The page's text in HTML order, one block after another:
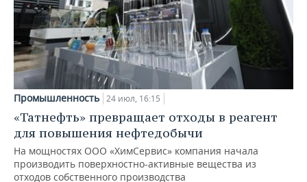
Промышленность 24 июл, 16:15
«Татнефть» превращает отходы в реагент
для повышения нефтедобычи
На мощностях ООО «ХимСервис» компания начала
производить поверхностно-активные вещества из
отходов собственного производства